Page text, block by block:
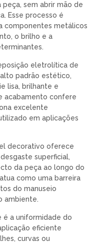
sem abrir mão de
Esse processo é
componentes metálicos
o brilho e a
eletrolítica de
padrão estético,
lisa, brilhante e
acabamento confere
excelente
em aplicações
decorativo oferece
superficial,
da peça ao longo do
como uma barreira
do manuseio
ambiente.
a uniformidade do
eficiente
curvas ou